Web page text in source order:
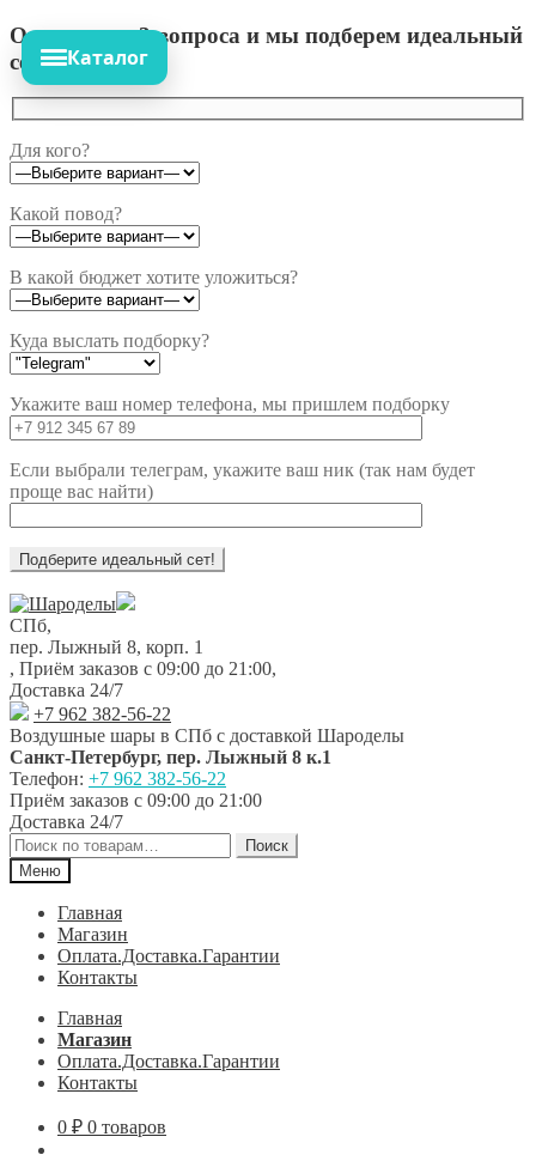
Ответьте на 3 вопроса и мы подберем идеальный
сет!
Для кого?
Какой повод?
В какой бюджет хотите уложиться?
Куда выслать подборку?
Укажите ваш номер телефона, мы пришлем подборку
Если выбрали телеграм, укажите ваш ник (так нам будет
проще вас найти)
Перейти
к
навигации
Перейти
к
содержимому
СПб,
пер. Лыжный 8, корп. 1
, Приём заказов с 09:00 до 21:00,
Доставка 24/7
+7 962 382-56-22
Воздушные шары в СПб с доставкой Шароделы
Санкт-Петербург, пер. Лыжный 8 к.1
Телефон: +7 962 382-56-22
Приём заказов с 09:00 до 21:00
Доставка 24/7
Искать:
Поиск
Меню
Главная
Магазин
Оплата.Доставка.Гарантии
Контакты
Главная
Магазин
Оплата.Доставка.Гарантии
Контакты
0 ₽ 0 товаров
Каталог